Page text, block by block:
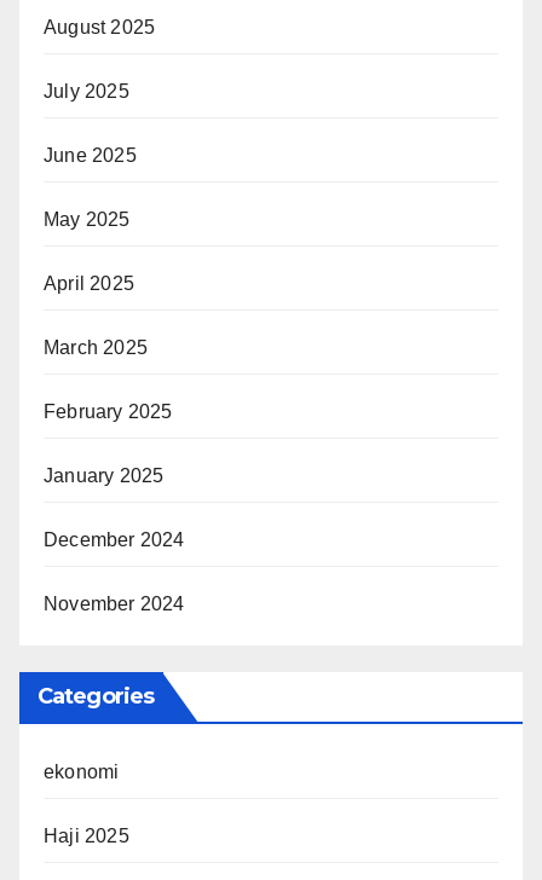
August 2025
July 2025
June 2025
May 2025
April 2025
March 2025
February 2025
January 2025
December 2024
November 2024
Categories
ekonomi
Haji 2025